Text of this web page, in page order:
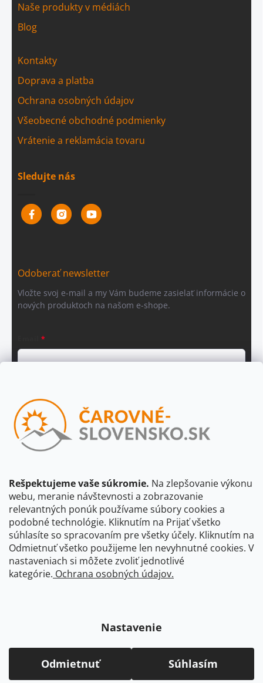
Rešpektujeme vaše súkromie. Na zlepšovanie výkonu
webu, meranie návštevnosti a zobrazovanie
relevantných ponúk používame súbory cookies a
podobné technológie. Kliknutím na Prijať všetko
súhlasíte so spracovaním pre všetky účely. Kliknutím na
Odmietnuť všetko použijeme len nevyhnutné cookies. V
nastaveniach si môžete zvoliť jednotlivé
kategórie. Ochrana osobných údajov.
Nastavenie
Odmietnuť Súhlasím
Naše produkty v médiách
Blog
Kontakty
Doprava a platba
Ochrana osobných údajov
Všeobecné obchodné podmienky
Vrátenie a reklamácia tovaru
Sledujte nás
Odoberať newsletter
Vložte svoj e-mail a my Vám budeme zasielať informácie o
nových produktoch na našom e-shope.
Beriem na vedomie, že adresa bude spracovaná za účelom
informovania o dostupnosti produktu, príp. o nahradení iným
produktom a pod., v súlade so zásadami spracovania
osobných údajov dostupnými na tejto stránke.
CBS Slovensko CBS Česko Shocart
VKÚ Mapy Harmanec Čarovné Česko
Copyright 2026Čarovné-Slovensko.sk. Všetky práva vyhradené.